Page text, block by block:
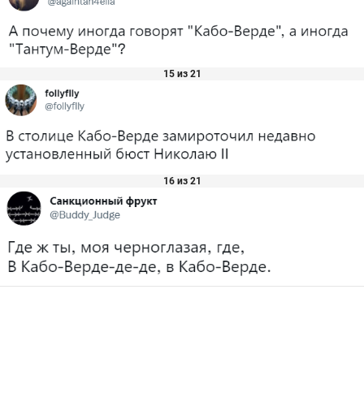
15 из 21
16 из 21